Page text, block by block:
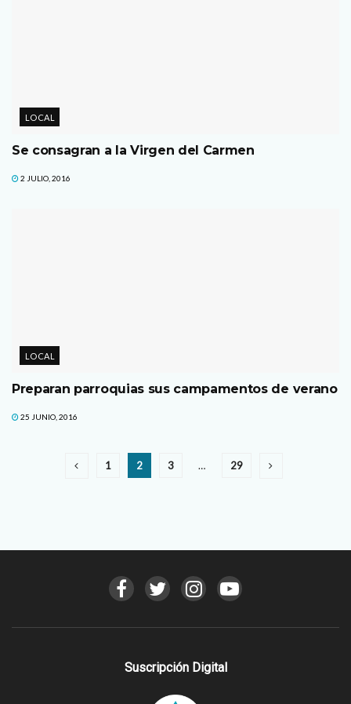
LOCAL
Se consagran a la Virgen del Carmen
2 JULIO, 2016
LOCAL
Preparan parroquias sus campamentos de verano
25 JUNIO, 2016
1 2 3 … 29
Suscripción Digital